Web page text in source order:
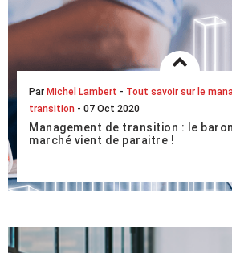
Par Michel Lambert - Tout savoir sur le
transition - 07 Oct 2020
Management de transition : le
marché vient de paraitre !
marché pour le premier semestre 2020.
LIRE L'ARTICLE